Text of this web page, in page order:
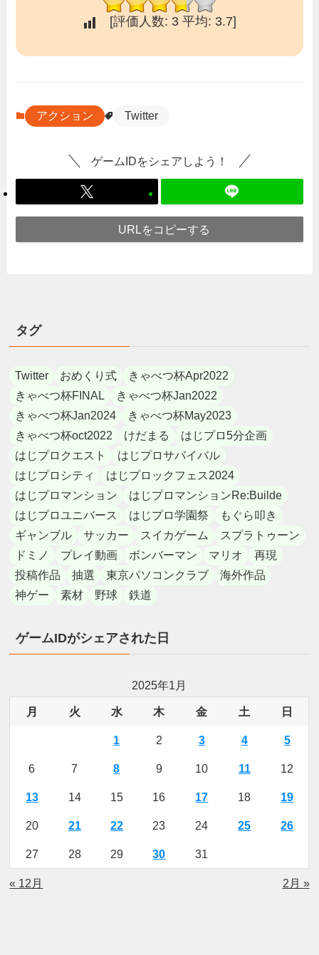
[評価人数: 3 平均: 3.7]
アクション Twitter
ゲームIDをシェアしよう！
URLをコピーする
タグ
Twitter おめくり式
きゃべつ杯Apr2022
きゃべつ杯FINAL
きゃべつ杯Jan2022
きゃべつ杯Jan2024
きゃべつ杯May2023
きゃべつ杯oct2022
けだまる
はじプロ5分企画
はじプロクエスト
はじプロサバイバル
はじプロシティ
はじプロックフェス2024
はじプロマンション
はじプロマンションRe:Builde
はじプロユニバース
はじプロ学園祭
もぐら叩き
ギャンブル
サッカー スイカゲーム
スプラトゥーン
ドミノ
プレイ動画 ボンバーマン マリオ
再現
投稿作品
抽選 東京パソコンクラブ
海外作品
神ゲー
素材 野球 鉄道
ゲームIDがシェアされた日
2025年1月
月 火 水 木 金 土 日
1 2 3 4 5
6 7 8 9 10 11 12
13 14 15 16 17 18 19
20 21 22 23 24 25 26
27 28 29 30 31
« 12月 2月 »